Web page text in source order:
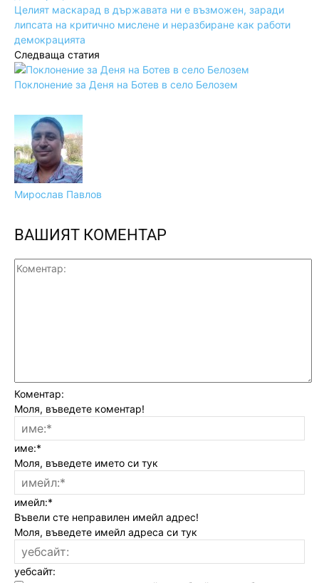
Целият маскарад в държавата ни е възможен, заради
липсата на критично мислене и неразбиране как работи
демокрацията
Следваща статия
Поклонение за Деня на Ботев в село Белозем
Мирослав Павлов
ВАШИЯТ КОМЕНТАР
Коментар:
Моля, въведете коментар!
име:*
Моля, въведете името си тук
имейл:*
Въвели сте неправилен имейл адрес!
Моля, въведете имейл адреса си тук
уебсайт: